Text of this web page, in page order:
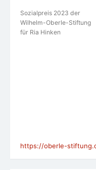
Sozialpreis 2023 der
Wilhelm-Oberle-Stiftung
für Ria Hinken
https://oberle-